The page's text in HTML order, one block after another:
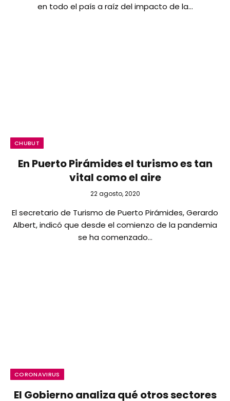
en todo el país a raíz del impacto de la…
CHUBUT
En Puerto Pirámides el turismo es tan
vital como el aire
22 agosto, 2020
El secretario de Turismo de Puerto Pirámides, Gerardo
Albert, indicó que desde el comienzo de la pandemia
se ha comenzado…
CORONAVIRUS
El Gobierno analiza qué otros sectores